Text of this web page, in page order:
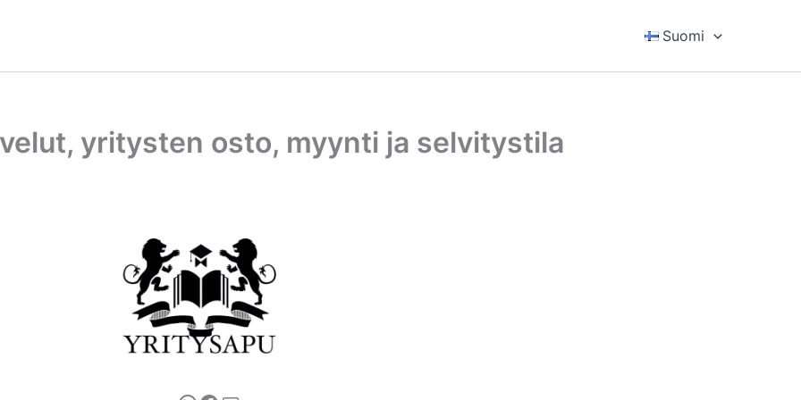
Suomi
yritysten osto, myynti ja selvitystila